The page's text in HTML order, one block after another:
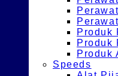
Produk
Produk
Produk
Speeds